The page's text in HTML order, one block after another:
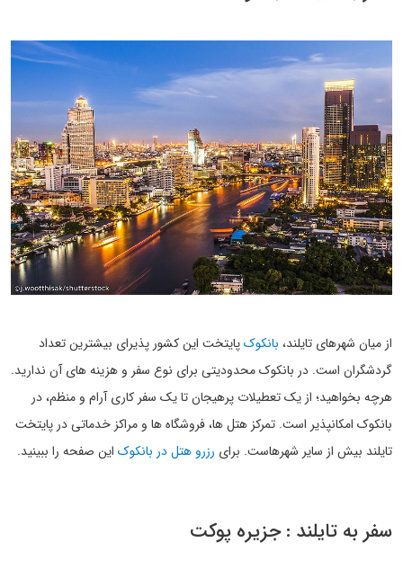
از میان شهرهای تایلند، بانکوکپایتخت این کشور پذیرای بیشترین تعداد
گردشگران است. در بانکوک محدودیتی برای نوع سفر و هزینه های آن ندارید.
هرچه بخواهید؛ از یک تعطیلات پرهیجان تا یک سفر کاری آرام و منظم، در
بانکوک امکانپذیر است. تمرکز هتل ها، فروشگاه ها و مراکز خدماتی در پایتخت
تایلند بیش از سایر شهرهاست. برای رزرو هتل در بانکوک این صفحه را ببینید.
سفر به تایلند : جزیره پوکت